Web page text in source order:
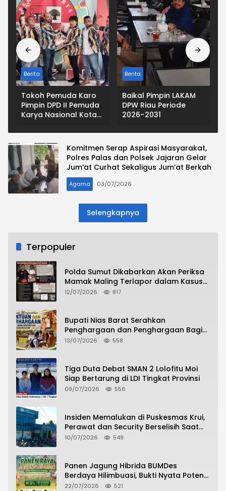
Berita
Tokoh Pemuda Karo
Pimpin DPD II Pemuda
Karya Nasional Kota
Berita
Baikal Pimpin LAKAM
DPW Riau Periode
2026–2031
Komitmen Serap Aspirasi Masyarakat,
Polres Palas dan Polsek Jajaran Gelar
Jum’at Curhat Sekaligus Jum’at Berkah
Agama 03/07/2026
Selengkapnya
Terpopuler
Polda Sumut Dikabarkan Akan Periksa
Mamak Maling Terlapor dalam Kasus
Dugaan Penipuan Bermodus Surat
12/07/2026 817
Bupati Nias Barat Serahkan
Penghargaan dan Penghargaan Bagi
Siswa Berprestasi Pada Pembukaan TA
13/07/2026 558
Tiga Duta Debat SMAN 2 Lolofitu Moi
Siap Bertarung di LDI Tingkat Provinsi
09/07/2026 556
Insiden Memalukan di Puskesmas Krui,
Perawat dan Security Berselisih Saat
Pelayanan Pasien Berlangsung
10/07/2026 549
Panen Jagung Hibrida BUMDes
Berdaya Hilimbuasi, Bukti Nyata Potensi
Pertanian Desa
22/07/2026 521